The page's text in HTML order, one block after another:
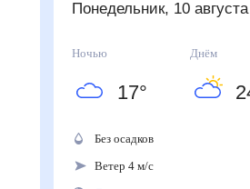
понедельник, 10 августа
Ночью
17°
Днём
Без осадков
Ветер 4 м/с